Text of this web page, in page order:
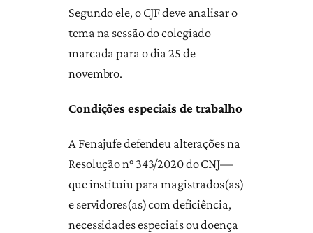
Segundo ele, o CJF deve analisar o
tema na sessão do colegiado
marcada para o dia 25 de
novembro.
Condições especiais de trabalho
A Fenajufe defendeu alterações na
Resolução n° 343/2020 do CNJ—
que instituiu para magistrados(as)
e servidores(as) com deficiência,
necessidades especiais ou doença